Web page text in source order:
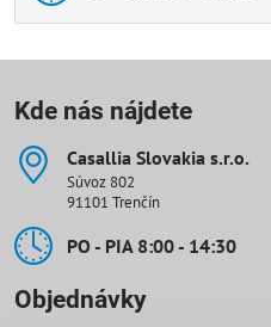
Kde nás nájdete
Casallia Slovakia s​.r​.o​.
Súvoz 802
91101 Trenčín
PO - PIA 8:00 - 14:30
Objednávky